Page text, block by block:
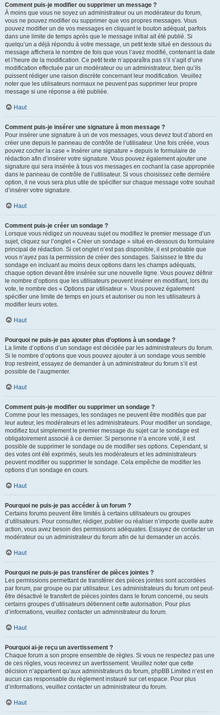
Comment puis-je modifier ou supprimer un message ?
À moins que vous ne soyez un administrateur ou un modérateur du forum,
vous ne pouvez modifier ou supprimer que vos propres messages. Vous
pouvez modifier un de vos messages en cliquant le bouton adéquat, parfois
dans une limite de temps après que le message initial ait été publié. Si
quelqu’un a déjà répondu à votre message, un petit texte situé en dessous du
message affichera le nombre de fois que vous l’avez modifié, contenant la date
et l’heure de la modification. Ce petit texte n’apparaîtra pas s’il s’agit d’une
modification effectuée par un modérateur ou un administrateur, bien qu’ils
puissent rédiger une raison discrète concernant leur modification. Veuillez
noter que les utilisateurs normaux ne peuvent pas supprimer leur propre
message si une réponse a été publiée.
Haut
Comment puis-je insérer une signature à mon message ?
Pour insérer une signature à un de vos messages, vous devez tout d’abord en
créer une depuis le panneau de contrôle de l’utilisateur. Une fois créée, vous
pouvez cocher la case « Insérer une signature » depuis le formulaire de
rédaction afin d’insérer votre signature. Vous pouvez également ajouter une
signature qui sera insérée à tous vos messages en cochant la case appropriée
dans le panneau de contrôle de l’utilisateur. Si vous choisissez cette dernière
option, il ne vous sera plus utile de spécifier sur chaque message votre souhait
d’insérer votre signature.
Haut
Comment puis-je créer un sondage ?
Lorsque vous rédigez un nouveau sujet ou modifiez le premier message d’un
sujet, cliquez sur l’onglet « Créer un sondage » situé en-dessous du formulaire
principal de rédaction. Si cet onglet n’est pas disponible, il est probable que
vous n’ayez pas la permission de créer des sondages. Saisissez le titre du
sondage en incluant au moins deux options dans les champs adéquats,
chaque option devant être insérée sur une nouvelle ligne. Vous pouvez définir
le nombre d’options que les utilisateurs peuvent insérer en modifiant, lors du
vote, le nombre des « Options par utilisateur ». Vous pouvez également
spécifier une limite de temps en jours et autoriser ou non les utilisateurs à
modifier leurs votes.
Haut
Pourquoi ne puis-je pas ajouter plus d’options à un sondage ?
La limite d’options d’un sondage est décidée par les administrateurs du forum.
Si le nombre d’options que vous pouvez ajouter à un sondage vous semble
trop restreint, essayez de demander à un administrateur du forum s’il est
possible de l’augmenter.
Haut
Comment puis-je modifier ou supprimer un sondage ?
Comme pour les messages, les sondages ne peuvent être modifiés que par
leur auteur, les modérateurs et les administrateurs. Pour modifier un sondage,
modifiez tout simplement le premier message du sujet car le sondage est
obligatoirement associé à ce dernier. Si personne n’a encore voté, il est
possible de supprimer le sondage ou de modifier ses options. Cependant, si
des votes ont été exprimés, seuls les modérateurs et les administrateurs
peuvent modifier ou supprimer le sondage. Cela empêche de modifier les
options d’un sondage en cours.
Haut
Pourquoi ne puis-je pas accéder à un forum ?
Certains forums peuvent être limités à certains utilisateurs ou groupes
d’utilisateurs. Pour consulter, rédiger, publier ou réaliser n’importe quelle autre
action, vous avez besoin des permissions adéquates. Essayez de contacter un
modérateur ou un administrateur du forum afin de lui demander un accès.
Haut
Pourquoi ne puis-je pas transférer de pièces jointes ?
Les permissions permettant de transférer des pièces jointes sont accordées
par forum, par groupe ou par utilisateur. Les administrateurs du forum ont peut-
être désactivé le transfert de pièces jointes dans le forum concerné, ou seuls
certains groupes d’utilisateurs détiennent cette autorisation. Pour plus
d’informations, veuillez contacter un administrateur du forum.
Haut
Pourquoi ai-je reçu un avertissement ?
Chaque forum a son propre ensemble de règles. Si vous ne respectez pas une
de ces règles, vous recevrez un avertissement. Veuillez noter que cette
décision n’appartient qu’aux administrateurs du forum, phpBB Limited n’est en
aucun cas responsable du règlement instauré sur cet espace. Pour plus
d’informations, veuillez contacter un administrateur du forum.
Haut